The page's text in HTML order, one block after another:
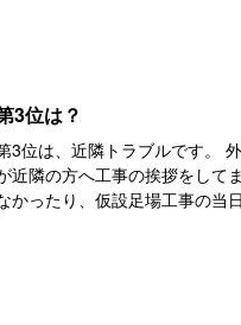
3位は？
3位は、近隣トラブルです。
近隣の方へ工事の挨拶をして
かったり、仮設足場工事の当